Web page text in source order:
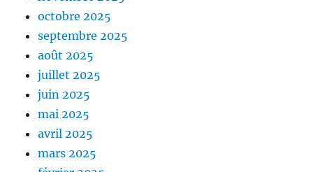
octobre 2025
septembre 2025
août 2025
juillet 2025
juin 2025
mai 2025
avril 2025
mars 2025